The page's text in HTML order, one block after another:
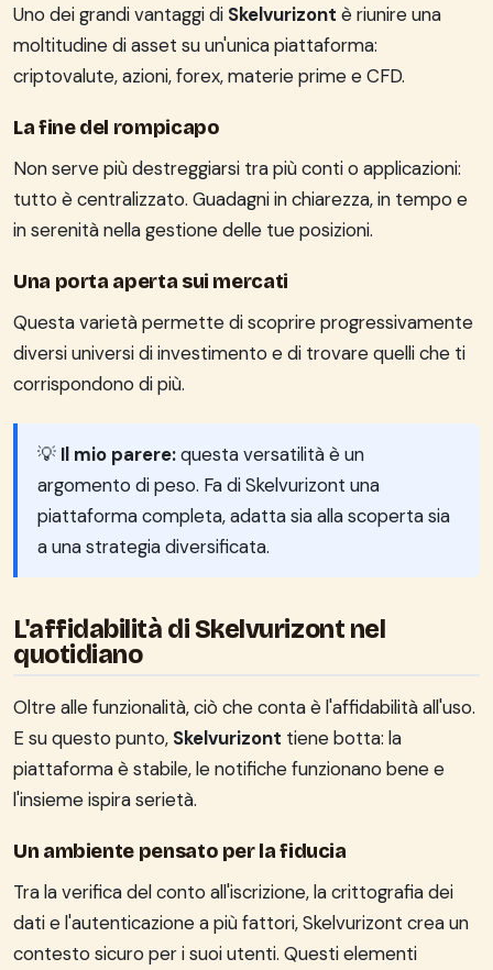
Uno dei grandi vantaggi di Skelvurizont è riunire una
moltitudine di asset su un'unica piattaforma:
criptovalute, azioni, forex, materie prime e CFD.
La fine del rompicapo
Non serve più destreggiarsi tra più conti o applicazioni:
tutto è centralizzato. Guadagni in chiarezza, in tempo e
in serenità nella gestione delle tue posizioni.
Una porta aperta sui mercati
Questa varietà permette di scoprire progressivamente
diversi universi di investimento e di trovare quelli che ti
corrispondono di più.
💡 Il mio parere:questa versatilità è un
argomento di peso. Fa di Skelvurizont una
piattaforma completa, adatta sia alla scoperta sia
a una strategia diversificata.
L'affidabilità di Skelvurizont nel
quotidiano
Oltre alle funzionalità, ciò che conta è l'affidabilità all'uso.
E su questo punto, Skelvurizont tiene botta: la
piattaforma è stabile, le notifiche funzionano bene e
l'insieme ispira serietà.
Un ambiente pensato per la fiducia
Tra la verifica del conto all'iscrizione, la crittografia dei
dati e l'autenticazione a più fattori, Skelvurizont crea un
contesto sicuro per i suoi utenti. Questi elementi